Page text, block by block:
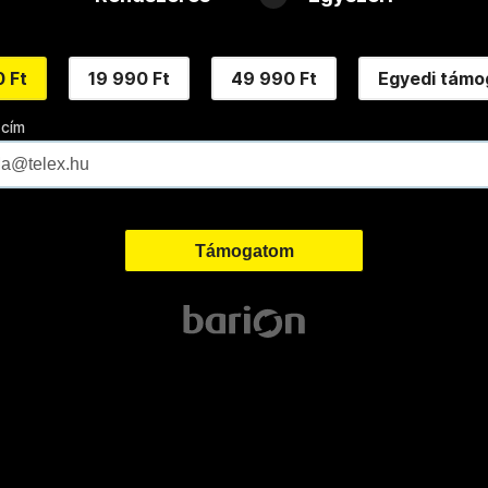
Ft 19 990 Ft 49 990 Ft Egyedi